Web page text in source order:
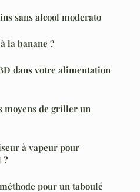
sans alcool moderato
la banane ?
dans votre alimentation
moyens de griller un
à vapeur pour
?
pour un taboulé